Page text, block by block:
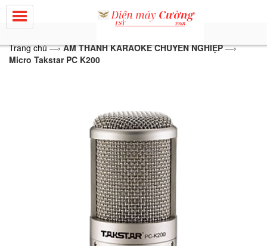
Trang chủ—› ÂM THANH KARAOKE CHUYÊN NGHIỆP—›
Micro Takstar PC K200